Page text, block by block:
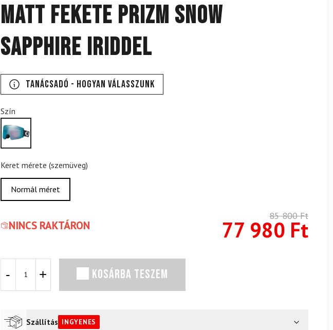
matt fekete Prizm Snow
Sapphire Iriddel
Tanácsadó - Hogyan válasszunk
Szín
Keret mérete (szemüveg)
Normál méret
NINCS RAKTÁRON
85 800Ft
77 980 Ft
OAKLEY
matt
fekete
KOSÁRBA TESZEM
Szállítás INGYENES